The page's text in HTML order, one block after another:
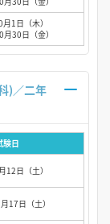
1日（木）
30日（金）
)／二年
験日
12日（土）
17日（土）